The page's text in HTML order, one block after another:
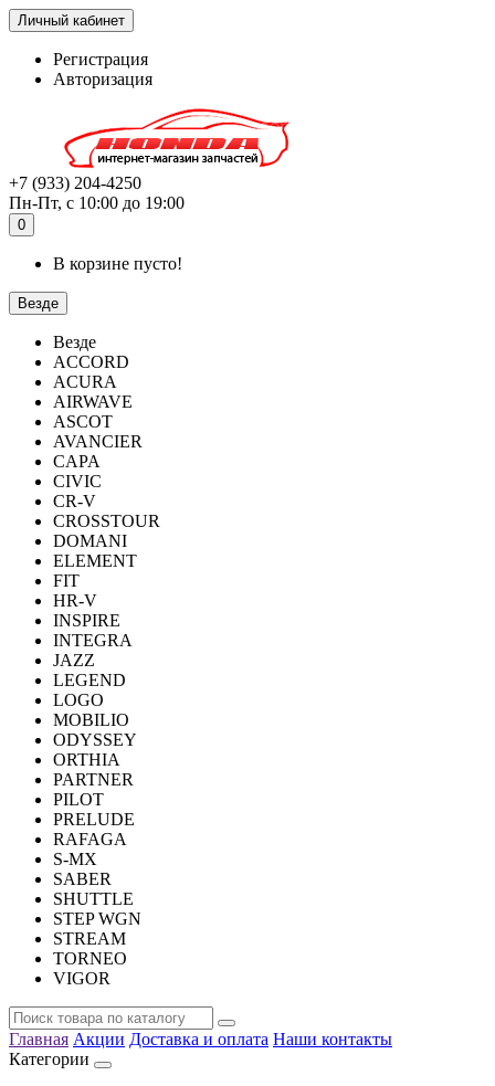
Личный кабинет
Регистрация
Авторизация
+7 (933) 204-4250
Пн-Пт, с 10:00 до 19:00
0
В корзине пусто!
Везде
Везде
ACCORD
ACURA
AIRWAVE
ASCOT
AVANCIER
CAPA
CIVIC
CR-V
CROSSTOUR
DOMANI
ELEMENT
FIT
HR-V
INSPIRE
INTEGRA
JAZZ
LEGEND
LOGO
MOBILIO
ODYSSEY
ORTHIA
PARTNER
PILOT
PRELUDE
RAFAGA
S-MX
SABER
SHUTTLE
STEP WGN
STREAM
TORNEO
VIGOR
Главная Акции Доставка и оплата Наши контакты
Категории